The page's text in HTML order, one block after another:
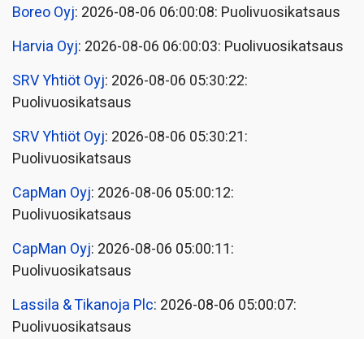
Boreo Oyj: 2026-08-06 06:00:08: Puolivuosikatsaus
Harvia Oyj: 2026-08-06 06:00:03: Puolivuosikatsaus
SRV Yhtiöt Oyj: 2026-08-06 05:30:22:
Puolivuosikatsaus
SRV Yhtiöt Oyj: 2026-08-06 05:30:21:
Puolivuosikatsaus
CapMan Oyj: 2026-08-06 05:00:12:
Puolivuosikatsaus
CapMan Oyj: 2026-08-06 05:00:11:
Puolivuosikatsaus
Lassila & Tikanoja Plc: 2026-08-06 05:00:07:
Puolivuosikatsaus